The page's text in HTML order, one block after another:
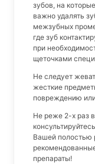
зубов, на
важно удалять
межзубных
где зуб
при
щеточками
Не следует
жесткие
повреждению
Не реже 2-х раз
Вашей полостью
препараты!